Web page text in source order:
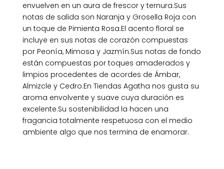
envuelven en un aura de frescor y ternura.Sus
notas de salida son Naranja y Grosella Roja con
un toque de Pimienta Rosa.El acento floral se
incluye en sus notas de corazón compuestas
por Peonía, Mimosa y Jazmín.Sus notas de fondo
están compuestas por toques amaderados y
limpios procedentes de acordes de Ámbar,
Almizcle y Cedro.En Tiendas Agatha nos gusta su
aroma envolvente y suave cuya duración es
excelente.Su sostenibilidad la hacen una
fragancia totalmente respetuosa con el medio
ambiente algo que nos termina de enamorar.